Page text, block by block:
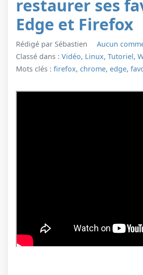
restaurer ses
Edge et Firefox
Rédigé par Sébastien
Aucun
Classé dans : Vidéo, Linux, Tutoriel,
Mots clés : firefox, chrome, edge,